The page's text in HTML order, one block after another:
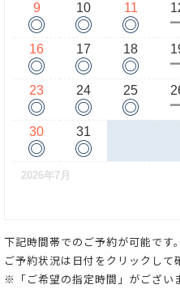
9
◎
10
◎
11
◎
16
◎
17
◎
18
◎
23
◎
24
◎
25
◎
30
◎
31
◎
2026年7月
下記時間帯でのご予約が可能です。
ご予約状況は日付をクリックして
※「ご希望の指定時間」がござい